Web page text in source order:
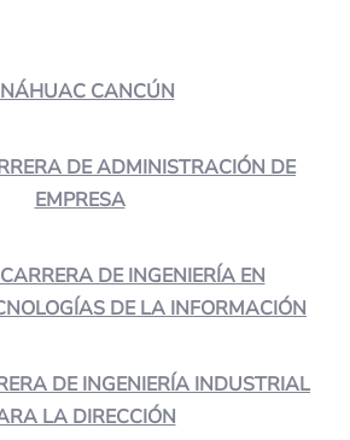
CANCÚN
DE ADMINISTRACIÓN DE
EMPRESA
DE INGENIERÍA EN
DE LA INFORMACIÓN
DE INGENIERÍA INDUSTRIAL
LA DIRECCIÓN